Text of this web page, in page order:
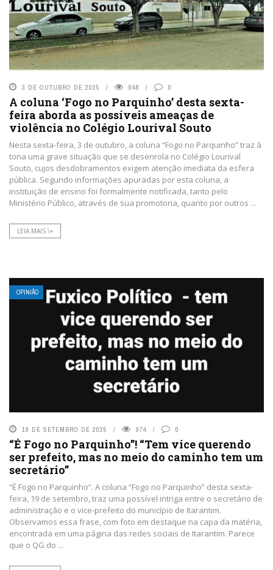
3 DE OUTUBRO DE 2025 848 0
A coluna ‘Fogo no Parquinho’ desta sexta-
feira aborda as possíveis ameaças de
violência no Colégio Lourival Souto
Nesta sexta-feira, 3 de outubro, a coluna “Fogo no Parquinho” traz à
tona uma grave situação que se desenrola no Colégio Lourival
Souto, cujos desdobramentos exigem atenção imediata da esfera
pública. Segundo informações apuradas por esta coluna, a
instituição de ensino foi formalmente notificada, tanto pelo
Ministério Público, através de sua promotoria, quanto por outros ...
LEIA MAIS \+
OPINIÃO
19 DE SETEMBRO DE 2025 974 0
“É Fogo no Parquinho”! “Tem vice querendo
ser prefeito, mas no meio do caminho tem um
secretário”
“É Fogo no Parquinho”. A coluna “Fogo no Parquinho” desta sexta-
feira, 19 de setembro, traz uma possível intriga entre o secretário de
administração e o vice-prefeito do município de Itarantim.
Observamos essa frase, com foto em destaque na capa da matéria,
encontrada em uma página das redes sociais de Itarantim. Parece
que o QG do ...